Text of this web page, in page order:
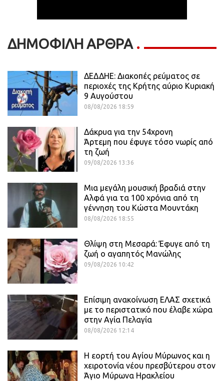
ΔΗΜΟΦΙΛΗ ΑΡΘΡΑ
ΔΕΔΔΗΕ: Διακοπές ρεύματος σε
περιοχές της Κρήτης αύριο Κυριακή
9 Αυγούστου
08/08/2026 18:59
Δάκρυα για την 54χρονη
Άρτεμη που έφυγε τόσο νωρίς από
τη ζωή
09/08/2026 13:36
Μια μεγάλη μουσική βραδιά στην
Αλφά για τα 100 χρόνια από τη
γέννηση του Κώστα Μουντάκη
08/08/2026 18:55
Θλίψη στη Μεσαρά: Έφυγε από τη
ζωή ο αγαπητός Μανώλης
09/08/2026 10:42
Επίσιμη ανακοίνωση ΕΛΑΣ σχετικά
με το περιστατικό που έλαβε χώρα
στην Αγία Πελαγία
08/08/2026 12:14
Η εορτή του Αγίου Μύρωνος και η
χειροτονία νέου πρεσβύτερου στον
Άγιο Μύρωνα Ηρακλείου